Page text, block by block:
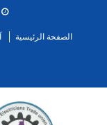
الصفحة الرئيسية